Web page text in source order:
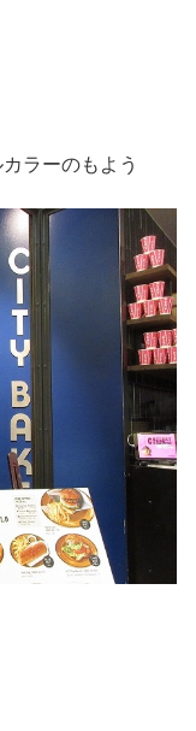
ラーのもよう